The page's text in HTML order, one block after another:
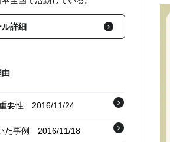
詳細
由
要性 2016/11/24
た事例 2016/11/18